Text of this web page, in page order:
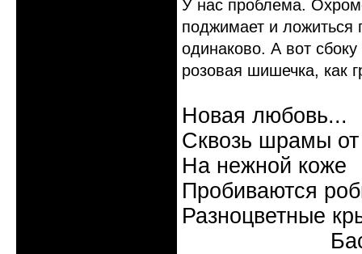
У нас проблема.
поджимает и ложиться
одинаково. А вот
розовая шишечка, как
Новая любовь...
Сквозь шрамы
На нежной коже
Пробиваются
Разноцветные